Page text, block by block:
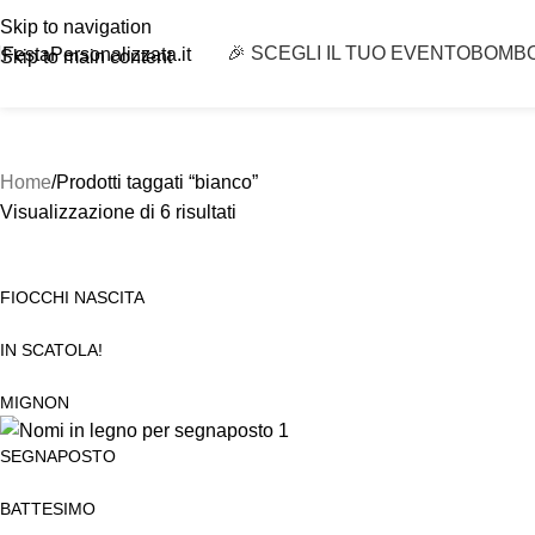
Skip to navigation
Skip to main content
FestaPersonalizzata.it 🎉 SCEGLI IL TUO EVENTO
Home Prodotti taggati “bianco”
Visualizzazione di 6 risultati
FIOCCHI NASCITA
IN SCATOLA!
MIGNON
SEGNAPOSTO
BATTESIMO